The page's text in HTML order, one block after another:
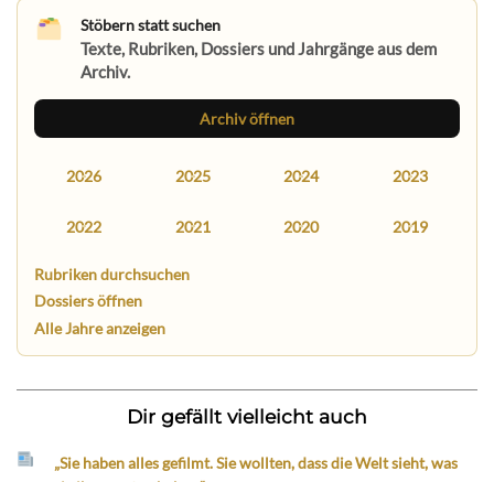
Stöbern statt suchen
Texte, Rubriken, Dossiers und Jahrgänge aus dem
Archiv.
Archiv öffnen
2026 2025 2024 2023
2022 2021 2020 2019
Rubriken durchsuchen
Dossiers öffnen
Alle Jahre anzeigen
Dir gefällt vielleicht auch
„Sie haben alles gefilmt. Sie wollten, dass die Welt sieht, was